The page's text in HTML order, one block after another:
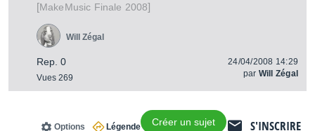
[MakeMusic Finale 2008]
Rep. 0
Vues 269
Will Zégal
24/04/2008 14:29
par Will Zégal
S'INSCRIRE
Créer un sujet
Légende
Options